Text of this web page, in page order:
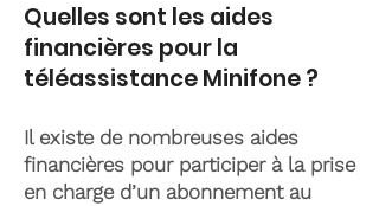
Quelles sont les aides
financières pour la
téléassistance Minifone ?
Il existe de nombreuses aides
financières pour participer à la prise
en charge d’un abonnement au